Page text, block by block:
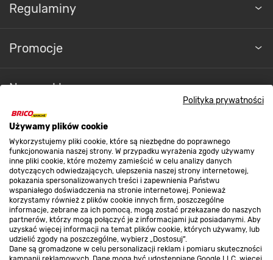
Polityka prywatności
Używamy plików cookie
Wykorzystujemy pliki cookie, które są niezbędne do poprawnego
funkcjonowania naszej strony. W przypadku wyrażenia zgody używamy
inne pliki cookie, które możemy zamieścić w celu analizy danych
dotyczących odwiedzających, ulepszenia naszej strony internetowej,
pokazania spersonalizowanych treści i zapewnienia Państwu
wspaniałego doświadczenia na stronie internetowej. Ponieważ
korzystamy również z plików cookie innych firm, poszczególne
informacje, zebrane za ich pomocą, mogą zostać przekazane do naszych
partnerów, którzy mogą połączyć je z informacjami już posiadanymi. Aby
uzyskać więcej informacji na temat plików cookie, których używamy, lub
udzielić zgody na poszczególne, wybierz „Dostosuj”.
Dane są gromadzone w celu personalizacji reklam i pomiaru skuteczności
Regulaminy
Promocje
Nasze sklepy
O nas
Kontakt do sklepu
Strefa biznesu
Dołącz do nas